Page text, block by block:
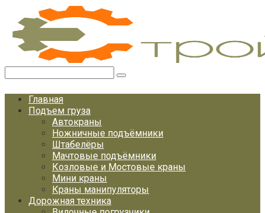
Перейти
контенту
Главная
Подъем груза
Автокраны
Ножничные подъёмники
Штабелёры
Мачтовые подъёмники
Козловые и Мостовые краны
Мини краны
Краны манипуляторы
Дорожная техника